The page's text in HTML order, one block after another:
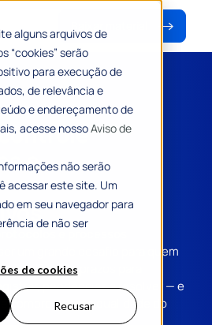
alguns arquivos de
“cookies” serão
para execução de
de relevância e
e endereçamento de
acesse nossoAviso de
não serão
acessar este site. Um
em seu navegador para
de não ser
de cookies
Recusar
Baixar material
e
e processos
um grande desafio para quem
cidadão. São prazos para
pendências a resolver — e
comprometer a qualidade do